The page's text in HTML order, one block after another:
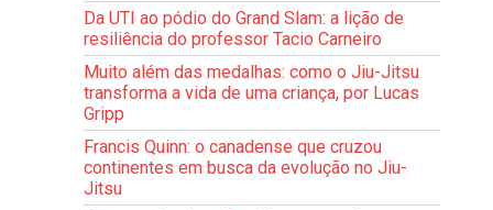
Da UTI ao pódio do Grand Slam: a lição de
resiliência do professor Tacio Carneiro
Muito além das medalhas: como o Jiu-Jitsu
transforma a vida de uma criança, por Lucas
Gripp
Francis Quinn: o canadense que cruzou
continentes em busca da evolução no Jiu-
Jitsu